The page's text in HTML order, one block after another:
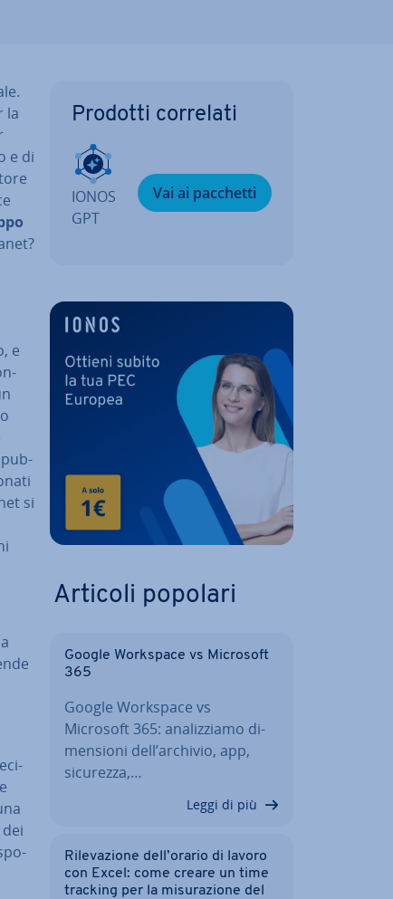
la
e di
e
pub­
si
Prodotti correlati
IONOS
GPT
Vai ai pacchetti
Articoli popolari
Google Workspace vs Microsoft
365
Google Workspace vs
Microsoft 365: ana­liz­zia­mo di­
men­sio­ni dell’archivio, app,
sicurezza,…
Leggi di più
Ri­le­va­zio­ne dell’orario di lavoro
con Excel: come creare un time
tracking per la mi­su­ra­zio­ne del